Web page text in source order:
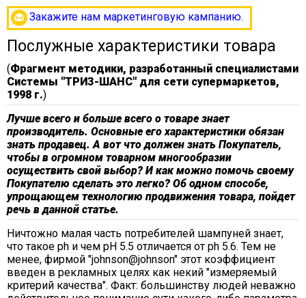
Закажите нам маркетинговую кампанию.
Послужные характеристики товара
(Фрагмент методики, разработанный специалистами
Системы "ТРИЗ-ШАНС" для сети супермаркетов,
1998 г.)
Лучше всего и больше всего о товаре знает
производитель. Основные его характеристики обязан
знать продавец. А вот что должен знать Покупатель,
чтобы в огромном товарном многообразии
осуществить свой выбор? И как можно помочь своему
Покупателю сделать это легко? Об одном способе,
упрощающем технологию продвижения товара, пойдет
речь в данной статье.
Ничтожно малая часть потребителей шампуней знает,
что такое рh и чем рН 5.5 отличается от рh 5.6. Тем не
менее, фирмой "johnson@johnson" этот коэффициент
введен в рекламных целях как некий "измеряемый
критерий качества". Факт: большинству людей неважно